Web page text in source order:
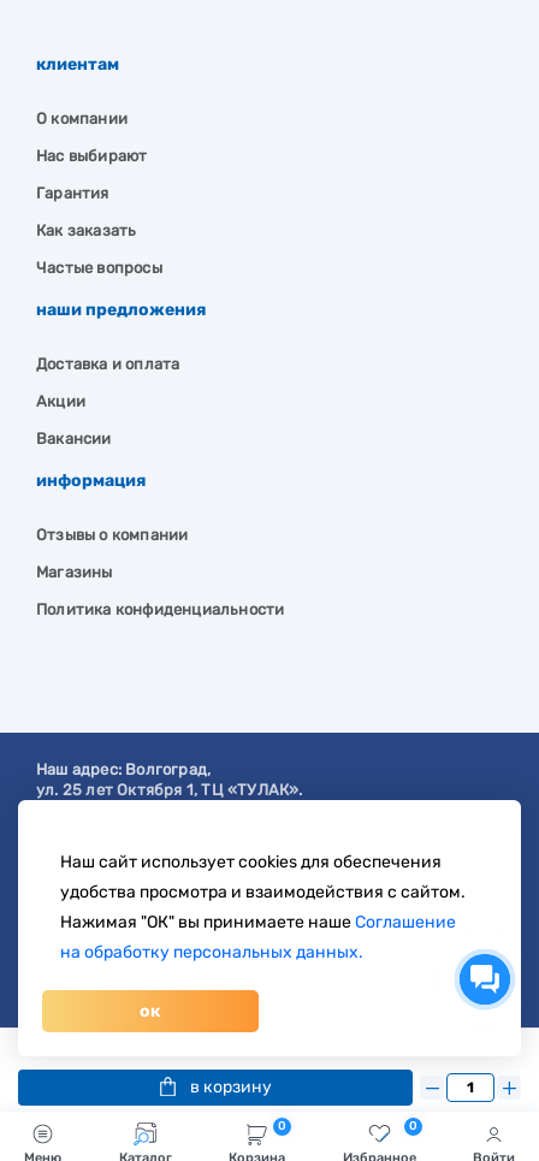
Меню Каталог Корзина
0
Избранное
0
Войти
в корзину
клиентам
О компании
Нас выбирают
Гарантия
Как заказать
Частые вопросы
наши предложения
Доставка и оплата
Акции
Вакансии
информация
Отзывы о компании
Магазины
Политика конфиденциальности
Наш адрес: Волгоград,
ул. 25 лет Октября 1, ТЦ «ТУЛАК».
с 9:00 до 19:00
8 904 404-57-57
zakaz@svetberi34.ru
© 1996-2026 svetberi.com (Светбери.рф)
Магазин электротехнических товаров.
Наш сайт использует cookies для обеспечения
удобства просмотра и взаимодействия с сайтом.
Нажимая "ОК" вы принимаете нашеСоглашение
на обработку персональных данных.
ок